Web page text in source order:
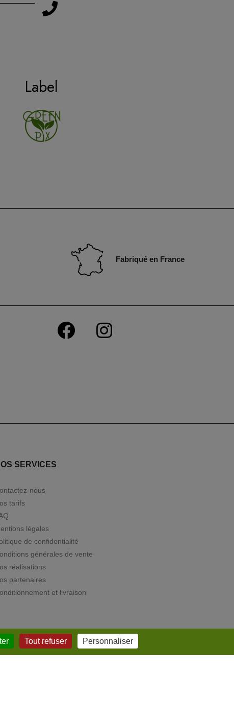
Label
Fabriqué en France
SERVICES
nous
tarifs
légales
de confidentialité
générales de vente
réalisations
partenaires
et livraison
Tout refuser Personnaliser